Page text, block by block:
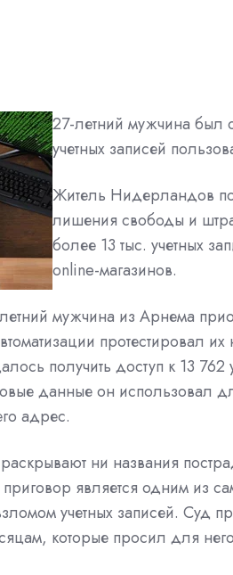
27-летний мужчина был
учетных записей
Житель Нидерландов
лишения свободы и
более 13 тыс. учетных
online-магазинов.
мужчина из Арнема
протестировал
получить доступ к 13 762
данные он использовал
адрес.
ни названия
является одним из
учетных записей. Суд
которые просил для